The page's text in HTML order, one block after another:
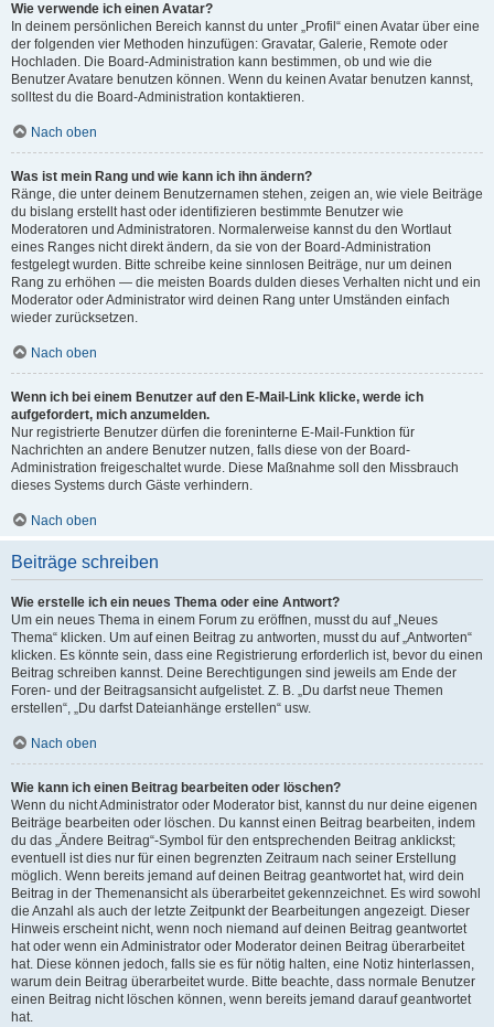
Wie verwende ich einen Avatar?
In deinem persönlichen Bereich kannst du unter „Profil“ einen Avatar über eine
der folgenden vier Methoden hinzufügen: Gravatar, Galerie, Remote oder
Hochladen. Die Board-Administration kann bestimmen, ob und wie die
Benutzer Avatare benutzen können. Wenn du keinen Avatar benutzen kannst,
solltest du die Board-Administration kontaktieren.
Nach oben
Was ist mein Rang und wie kann ich ihn ändern?
Ränge, die unter deinem Benutzernamen stehen, zeigen an, wie viele Beiträge
du bislang erstellt hast oder identifizieren bestimmte Benutzer wie
Moderatoren und Administratoren. Normalerweise kannst du den Wortlaut
eines Ranges nicht direkt ändern, da sie von der Board-Administration
festgelegt wurden. Bitte schreibe keine sinnlosen Beiträge, nur um deinen
Rang zu erhöhen — die meisten Boards dulden dieses Verhalten nicht und ein
Moderator oder Administrator wird deinen Rang unter Umständen einfach
wieder zurücksetzen.
Nach oben
Wenn ich bei einem Benutzer auf den E-Mail-Link klicke, werde ich
aufgefordert, mich anzumelden.
Nur registrierte Benutzer dürfen die foreninterne E-Mail-Funktion für
Nachrichten an andere Benutzer nutzen, falls diese von der Board-
Administration freigeschaltet wurde. Diese Maßnahme soll den Missbrauch
dieses Systems durch Gäste verhindern.
Nach oben
Beiträge schreiben
Wie erstelle ich ein neues Thema oder eine Antwort?
Um ein neues Thema in einem Forum zu eröffnen, musst du auf „Neues
Thema“ klicken. Um auf einen Beitrag zu antworten, musst du auf „Antworten“
klicken. Es könnte sein, dass eine Registrierung erforderlich ist, bevor du einen
Beitrag schreiben kannst. Deine Berechtigungen sind jeweils am Ende der
Foren- und der Beitragsansicht aufgelistet. Z. B. „Du darfst neue Themen
erstellen“, „Du darfst Dateianhänge erstellen“ usw.
Nach oben
Wie kann ich einen Beitrag bearbeiten oder löschen?
Wenn du nicht Administrator oder Moderator bist, kannst du nur deine eigenen
Beiträge bearbeiten oder löschen. Du kannst einen Beitrag bearbeiten, indem
du das „Ändere Beitrag“-Symbol für den entsprechenden Beitrag anklickst;
eventuell ist dies nur für einen begrenzten Zeitraum nach seiner Erstellung
möglich. Wenn bereits jemand auf deinen Beitrag geantwortet hat, wird dein
Beitrag in der Themenansicht als überarbeitet gekennzeichnet. Es wird sowohl
die Anzahl als auch der letzte Zeitpunkt der Bearbeitungen angezeigt. Dieser
Hinweis erscheint nicht, wenn noch niemand auf deinen Beitrag geantwortet
hat oder wenn ein Administrator oder Moderator deinen Beitrag überarbeitet
hat. Diese können jedoch, falls sie es für nötig halten, eine Notiz hinterlassen,
warum dein Beitrag überarbeitet wurde. Bitte beachte, dass normale Benutzer
einen Beitrag nicht löschen können, wenn bereits jemand darauf geantwortet
hat.